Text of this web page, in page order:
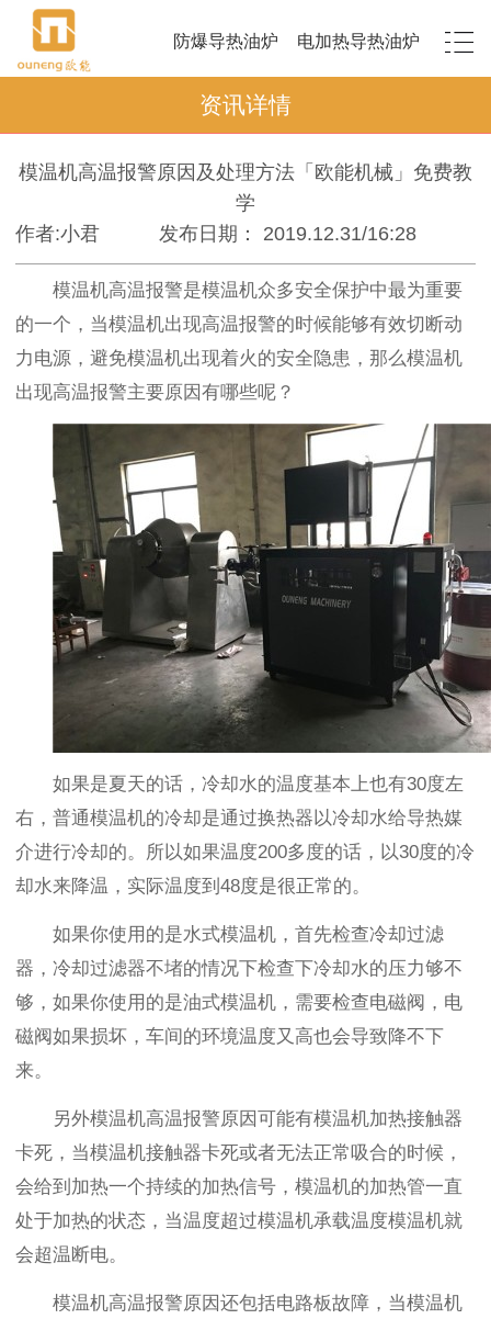
防爆导热油炉 电加热导热油炉
资讯详情
模温机高温报警原因及处理方法「欧能机械」免费教
学
作者:小君
发布日期： 2019.12.31/16:28
模温机高温报警是模温机众多安全保护中最为重要
的一个，当模温机出现高温报警的时候能够有效切断动
力电源，避免模温机出现着火的安全隐患，那么模温机
出现高温报警主要原因有哪些呢？
如果是夏天的话，冷却水的温度基本上也有30度左
右，普通模温机的冷却是通过换热器以冷却水给导热媒
介进行冷却的。所以如果温度200多度的话，以30度的冷
却水来降温，实际温度到48度是很正常的。
如果你使用的是水式模温机，首先检查冷却过滤
器，冷却过滤器不堵的情况下检查下冷却水的压力够不
够，如果你使用的是油式模温机，需要检查电磁阀，电
磁阀如果损坏，车间的环境温度又高也会导致降不下
来。
另外模温机高温报警原因可能有模温机加热接触器
卡死，当模温机接触器卡死或者无法正常吸合的时候，
会给到加热一个持续的加热信号，模温机的加热管一直
处于加热的状态，当温度超过模温机承载温度模温机就
会超温断电。
模温机高温报警原因还包括电路板故障，当模温机